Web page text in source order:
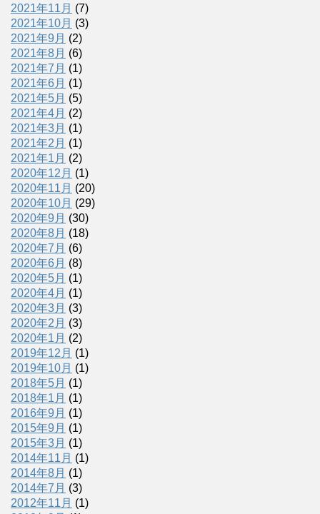
2021年11月 (7)
2021年10月 (3)
2021年9月 (2)
2021年8月 (6)
2021年7月 (1)
2021年6月 (1)
2021年5月 (5)
2021年4月 (2)
2021年3月 (1)
2021年2月 (1)
2021年1月 (2)
2020年12月 (1)
2020年11月 (20)
2020年10月 (29)
2020年9月 (30)
2020年8月 (18)
2020年7月 (6)
2020年6月 (8)
2020年5月 (1)
2020年4月 (1)
2020年3月 (3)
2020年2月 (3)
2020年1月 (2)
2019年12月 (1)
2019年10月 (1)
2018年5月 (1)
2018年1月 (1)
2016年9月 (1)
2015年9月 (1)
2015年3月 (1)
2014年11月 (1)
2014年8月 (1)
2014年7月 (3)
2012年11月 (1)